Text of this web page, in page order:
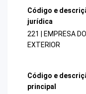
Código e
jurídica
221 | EMPRESA
EXTERIOR
Código e
principal